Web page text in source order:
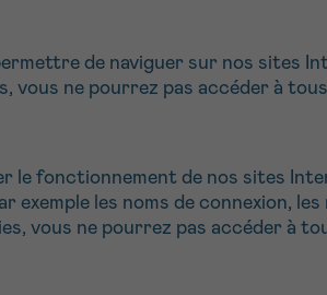
de naviguer sur nos sites
vous ne pourrez pas accéder à
le fonctionnement de nos sites
exemple les noms de connexion,
vous ne pourrez pas accéder à